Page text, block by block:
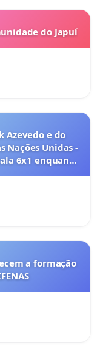
do Japuí
Azevedo e do
Nações Unidas -
6x1 enquanto
a formação